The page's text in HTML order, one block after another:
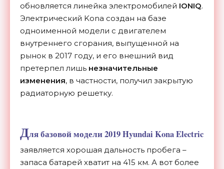
обновляется линейка электромобилей IONIQ.
Электрический Kona создан на базе
одноименной модели с двигателем
внутреннего сгорания, выпущенной на
рынок в 2017 году, и его внешний вид
претерпел лишь незначительные
изменения, в частности, получил закрытую
радиаторную решетку.
Для базовой модели 2019 Hyundai Kona Electric
заявляется хорошая дальность пробега –
запаса батарей хватит на 415 км. А вот более